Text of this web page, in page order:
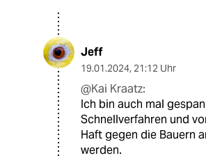
Jeff
19.01.2024, 21:12 Uhr
@Kai Kraatz:
Ich bin auch mal
Schnellverfahren und
Haft gegen die Bauern
werden.